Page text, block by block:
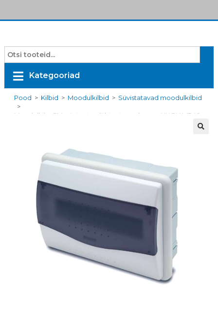
Kategooriad
Pood > Kilbid > Moodulkilbid > Süvistatavad moodulkilbid
>
Moodulkilp, 8M, süvistatav, läbipaistva uksega, NUOVA IP40